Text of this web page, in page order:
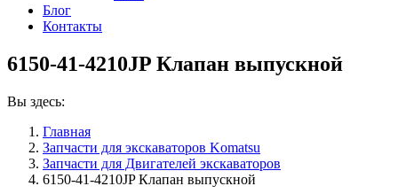
Блог
Контакты
6150-41-4210JP Клапан выпускной
Вы здесь:
Главная
Запчасти для экскаваторов Komatsu
Запчасти для Двигателей экскаваторов
6150-41-4210JP Клапан выпускной